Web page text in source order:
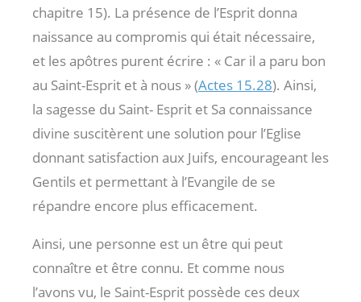
chapitre 15). La présence de l’Esprit donna
naissance au compromis qui était nécessaire,
et les apôtres purent écrire : « Car il a paru bon
au Saint-Esprit et à nous » (Actes 15.28). Ainsi,
la sagesse du Saint- Esprit et Sa connaissance
divine suscitèrent une solution pour l’Eglise
donnant satisfaction aux Juifs, encourageant les
Gentils et permettant à l’Evangile de se
répandre encore plus efficacement.
Ainsi, une personne est un être qui peut
connaître et être connu. Et comme nous
l’avons vu, le Saint-Esprit possède ces deux